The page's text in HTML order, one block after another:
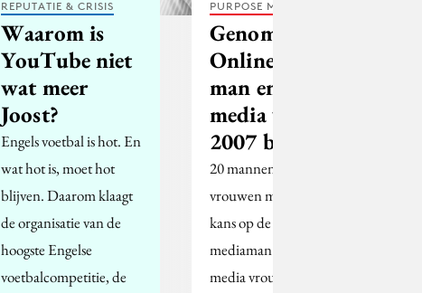
REPUTATIE & CRISIS
Waarom is
YouTube niet
wat meer
Joost?
Engels voetbal is hot. En
wat hot is, moet hot
blijven. Daarom klaagt
de organisatie van de
hoogste Engelse
voetbalcompetitie, de
PURPOSE MARKETING
Genomineerden
Online media
man en Online
media vrouw
2007 bekend
20 mannen en 13
vrouwen maken dit jaar
kans op de titel Online
mediaman en Online
media vrouw 2007.